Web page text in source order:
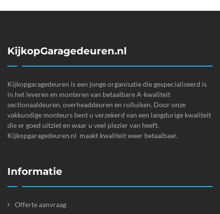
KijkopGaragedeuren.nl
Kijkopgaragedeuren is een jonge organisatie die gespecialiseerd is
in het leveren en monteren van betaalbare A-kwaliteit
sectionaaldeuren, overheaddeuren en rolluiken. Door onze
vakkundige monteurs bent u verzekerd van een langdurige kwaliteit
die er goed uitziet en waar u veel plezier van heeft.
Kijkopgaragedeuren.nl maakt kwaliteit weer betaalbaar.
Informatie
Offerte aanvraag